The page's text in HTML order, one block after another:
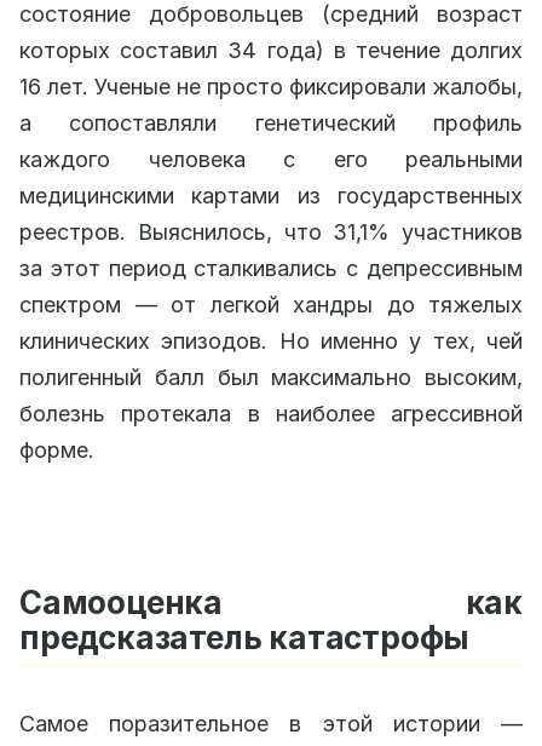
состояние добровольцев (средний возраст
которых составил 34 года) в течение долгих
16 лет. Ученые не просто фиксировали жалобы,
а сопоставляли генетический профиль
каждого человека с его реальными
медицинскими картами из государственных
реестров. Выяснилось, что 31,1% участников
за этот период сталкивались с депрессивным
спектром — от легкой хандры до тяжелых
клинических эпизодов. Но именно у тех, чей
полигенный балл был максимально высоким,
болезнь протекала в наиболее агрессивной
форме.
Самооценка как
предсказатель катастрофы
Самое поразительное в этой истории —